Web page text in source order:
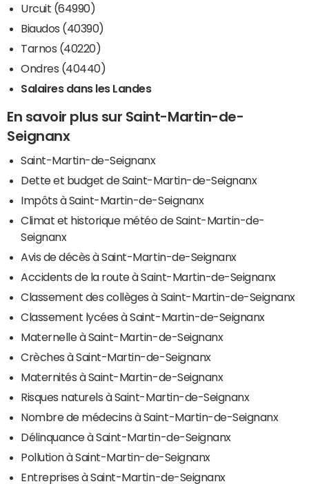
Urcuit (64990)
Biaudos (40390)
Tarnos (40220)
Ondres (40440)
Salaires dans les Landes
En savoir plus sur Saint-Martin-de-
Seignanx
Saint-Martin-de-Seignanx
Dette et budget de Saint-Martin-de-Seignanx
Impôts à Saint-Martin-de-Seignanx
Climat et historique météo de Saint-Martin-de-
Seignanx
Avis de décès à Saint-Martin-de-Seignanx
Accidents de la route à Saint-Martin-de-Seignanx
Classement des collèges à Saint-Martin-de-Seignanx
Classement lycées à Saint-Martin-de-Seignanx
Maternelle à Saint-Martin-de-Seignanx
Crèches à Saint-Martin-de-Seignanx
Maternités à Saint-Martin-de-Seignanx
Risques naturels à Saint-Martin-de-Seignanx
Nombre de médecins à Saint-Martin-de-Seignanx
Délinquance à Saint-Martin-de-Seignanx
Pollution à Saint-Martin-de-Seignanx
Entreprises à Saint-Martin-de-Seignanx